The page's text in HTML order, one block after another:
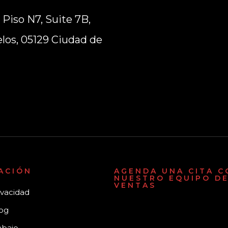
N7, Suite 7B,
05129 Ciudad de
AGENDA UNA CITA
NUESTRO EQUIPO
VENTAS